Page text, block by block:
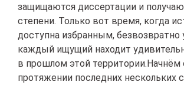
защищаются диссертации и
степени. Только вот время, когда
доступна избранным,
каждый ищущий находит
в прошлом этой территории.Начнём
протяжении последних нескольких